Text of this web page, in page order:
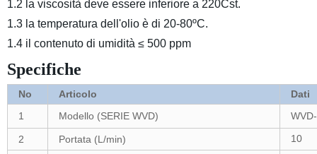
1.2 la viscosità deve essere inferiore a 220Cst.
1.3 la temperatura dell'olio è di 20-80ºC.
1.4 il contenuto di umidità ≤ 500 ppm
Specifiche
No Articolo
Dati
1
Modello (SERIE WVD)
2 Portata (L/min)
10